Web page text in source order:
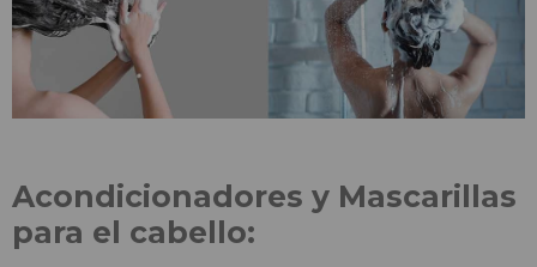
Acondicionadores y Mascarillas
para el cabello: